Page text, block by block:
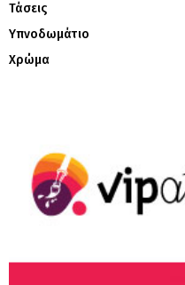
Τάσεις
Υπνοδωμάτιο
Χρώμα